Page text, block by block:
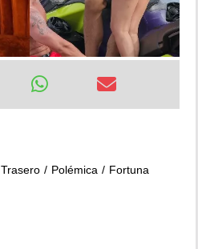
Trasero Polémica
Fortuna